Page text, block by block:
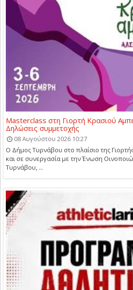
Masterclass στη Γιορτή Κρασιού
Δηλώσεις συμμετοχής
08 Αυγούστου 2026 10:27
Ο Δήμος Τυρνάβου στο πλαίσιο της
και σε συνεργασία με την Ένωση
Τυρνάβου, ...